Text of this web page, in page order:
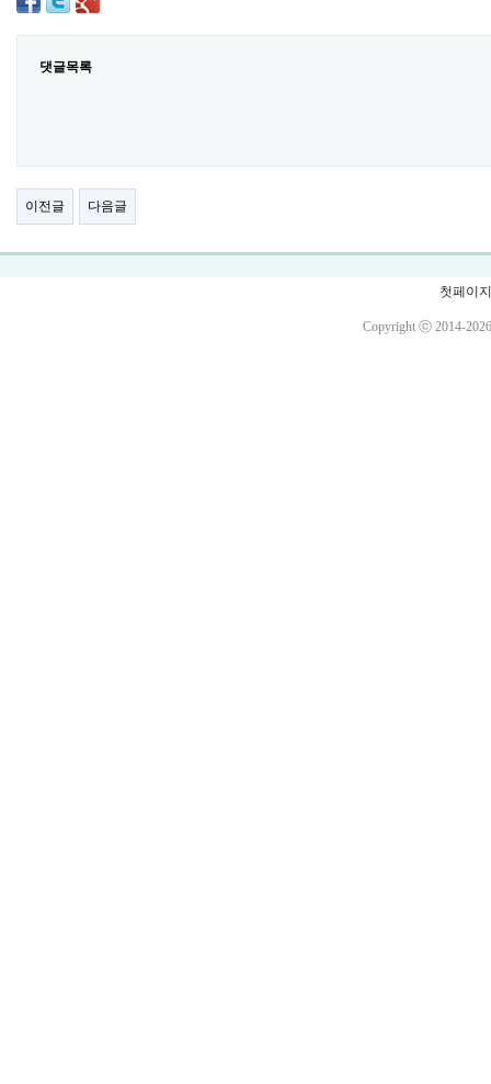
댓글목록
이전글 다음글
첫페이지
Copyright ⓒ 2014-